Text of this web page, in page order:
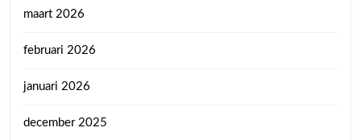
maart 2026
februari 2026
januari 2026
december 2025